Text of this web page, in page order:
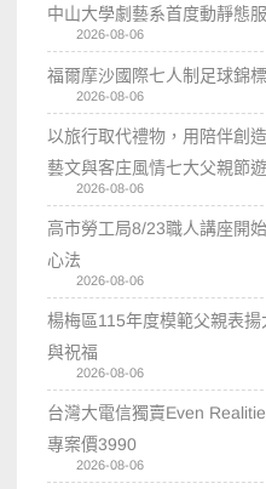
中山大學劇藝系首度動靜態
2026-08-06
福爾摩沙國際七人制足球錦
2026-08-06
以旅行取代禮物，用陪伴創
藝文與客庄風情七大父親節
2026-08-06
高市勞工局8/23職人講座開
心法
2026-08-06
楊梅區115年度模範父親表
與祝福
2026-08-06
台灣大電信獨賣Even
專案價3990
2026-08-06